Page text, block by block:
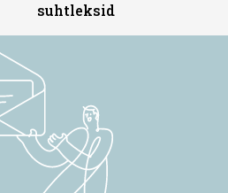
suhtleksid